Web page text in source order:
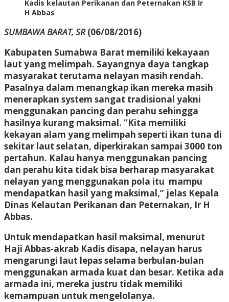
Kadis kelautan Perikanan dan Peternakan KSB Ir
H Abbas
SUMBAWA BARAT, SR(06/08/2016)
Kabupaten Sumabwa Barat memiliki kekayaan
laut yang melimpah. Sayangnya daya tangkap
masyarakat terutama nelayan masih rendah.
Pasalnya dalam menangkap ikan mereka masih
menerapkan system sangat tradisional yakni
menggunakan pancing dan perahu sehingga
hasilnya kurang maksimal. “Kita memiliki
kekayan alam yang melimpah seperti ikan tuna di
sekitar laut selatan, diperkirakan sampai 3000 ton
pertahun. Kalau hanya menggunakan pancing
dan perahu kita tidak bisa berharap masyarakat
nelayan yang menggunakan pola itu mampu
mendapatkan hasil yang maksimal,” jelas Kepala
Dinas Kelautan Perikanan dan Peternakan, Ir H
Abbas.
Untuk mendapatkan hasil maksimal, menurut
Haji Abbas-akrab Kadis disapa, nelayan harus
mengarungi laut lepas selama berbulan-bulan
menggunakan armada kuat dan besar. Ketika ada
armada ini, mereka justru tidak memiliki
kemampuan untuk mengelolanya.